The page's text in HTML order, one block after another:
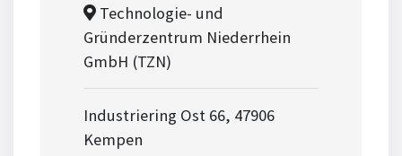
Technologie- und
Gründerzentrum Niederrhein
GmbH (TZN)
Industriering Ost 66, 47906
Kempen